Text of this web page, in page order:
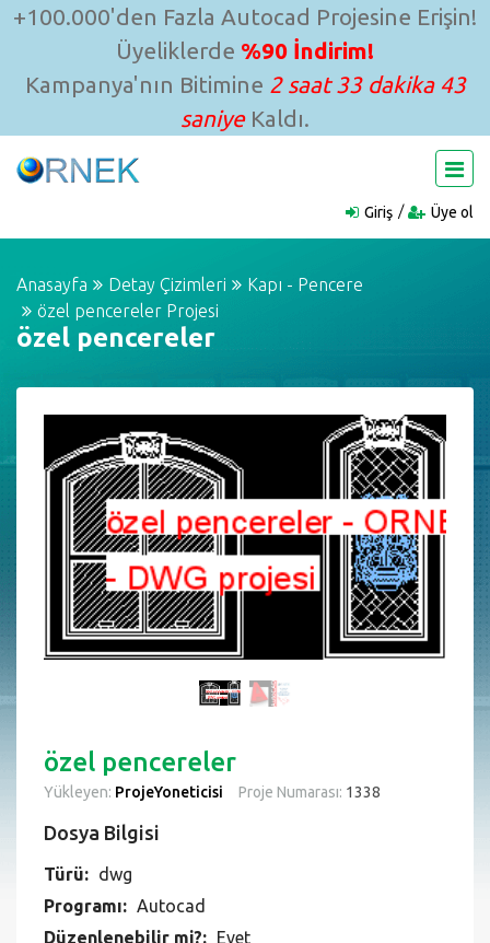
+100.000'den Fazla Autocad Projesine Erişin!
Üyeliklerde %90 İndirim!
Kampanya'nın Bitimine 2 saat 33 dakika 43
saniyeKaldı.
Giriş Üye ol
Anasayfa Detay Çizimleri
Kapı - Pencere
özel pencereler Projesi
özel pencereler
özel pencereler
Yükleyen: ProjeYoneticisi Proje Numarası:
Dosya Bilgisi
dwg
Programı: